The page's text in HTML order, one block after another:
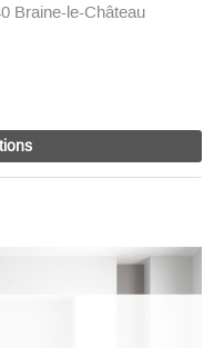
Braine-le-Château